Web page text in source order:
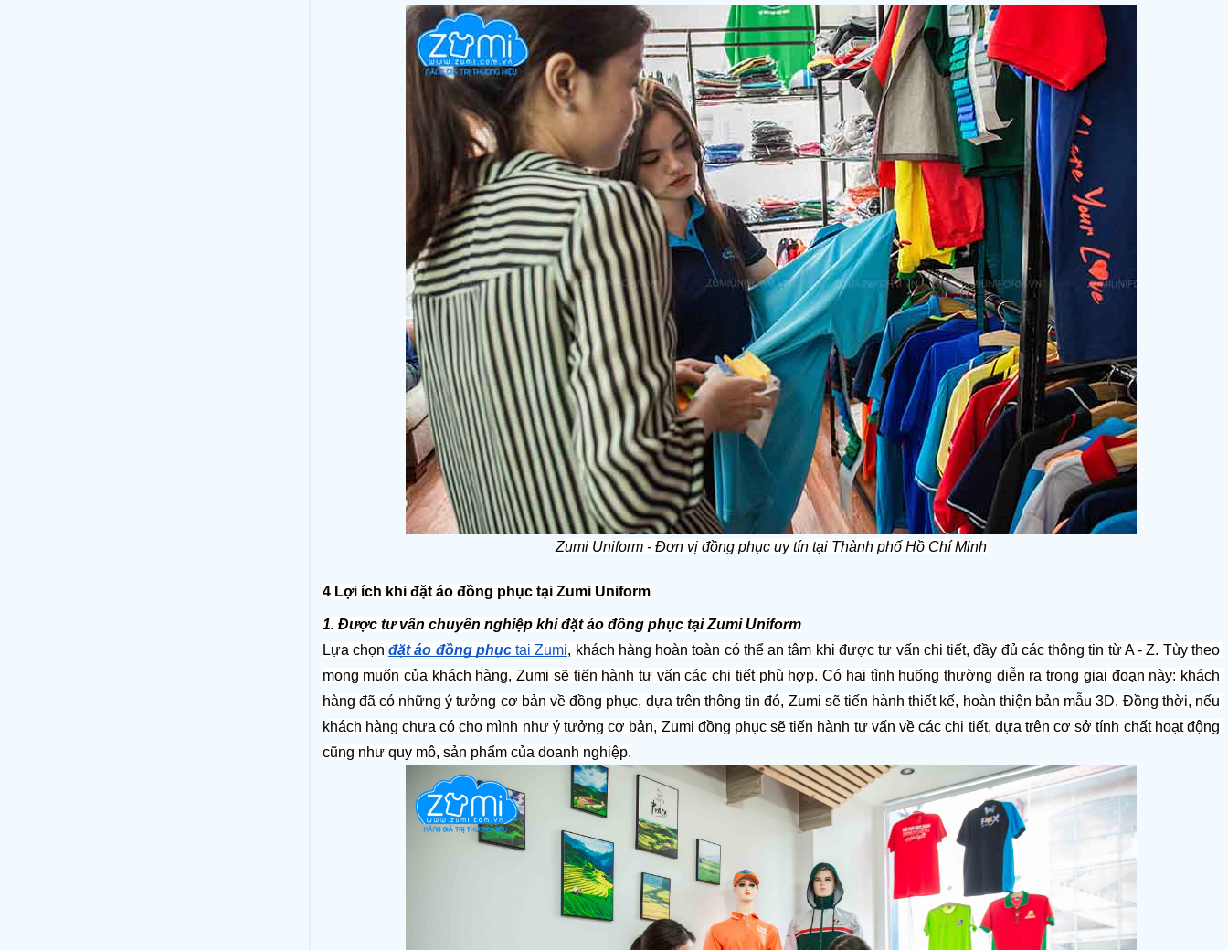
Zumi Uniform - Đơn vị đồng phục uy tín tại Thành phố Hồ Chí Minh
4 Lợi ích khi đặt áo đồng phục tại Zumi Uniform
1. Được tư vấn chuyên nghiệp khi đặt áo đồng phục tại Zumi Uniform
Lựa chọn đặt áo đồng phục tại Zumi, khách hàng hoàn toàn có thể an tâm khi được tư vấn chi tiết, đầy đủ các thông tin từ A - Z. Tùy theo
mong muốn của khách hàng, Zumi sẽ tiến hành tư vấn các chi tiết phù hợp. Có hai tình huống thường diễn ra trong giai đoạn này: khách
hàng đã có những ý tưởng cơ bản về đồng phục, dựa trên thông tin đó, Zumi sẽ tiến hành thiết kế, hoàn thiện bản mẫu 3D. Đồng thời, nếu
khách hàng chưa có cho mình như ý tưởng cơ bản, Zumi đồng phục sẽ tiến hành tư vấn về các chi tiết, dựa trên cơ sở tính chất hoạt động
cũng như quy mô, sản phẩm của doanh nghiệp.